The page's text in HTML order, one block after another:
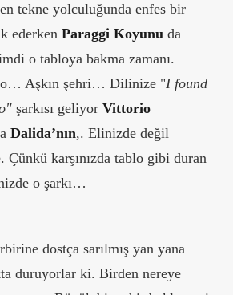
tekne yolculuğunda enfes bir
ederken Paraggi Koyunu da
o tabloya bakma zamanı.
Aşkın şehri… Dilinize "I found
şarkısı geliyor Vittorio
Dalida’nın,. Elinizde değil
Çünkü karşınızda tablo gibi duran
o şarkı…
dostça sarılmış yan yana
duruyorlar ki. Birden nereye